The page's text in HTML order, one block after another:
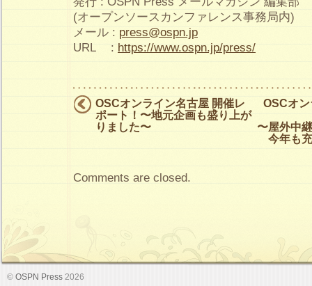
(オープンソースカンファレンス事務局内)
メール : press@ospn.jp
URL : https://www.ospn.jp/press/
OSCオンライン名古屋 開催レ
ポート！〜地元企画も盛り上が
りました〜
OSCオ
〜屋外中
今年も
Comments are closed.
© OSPN Press 2026